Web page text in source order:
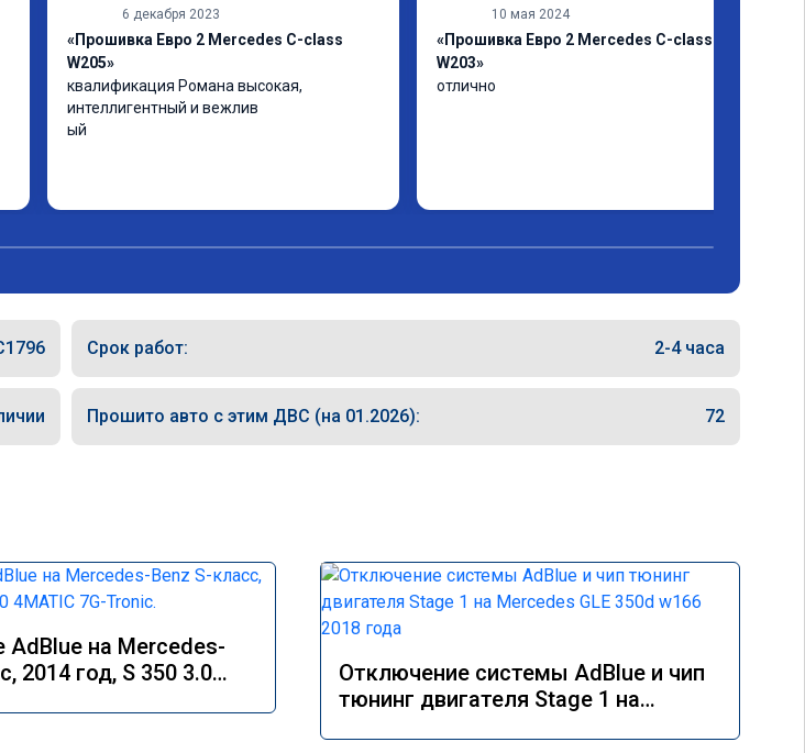
6 декабря 2023
«Прошивка Евро 2 Mercedes C-class
W205»
квалификация Романа высокая,
интеллигентный и вежлив
ый
10 мая 2024
«Прошивка Евро 2 Mercedes C-class
W203»
отлично
Срок работ: 2-4 часа
Прошито авто с этим ДВС (на 01.2026): 72
на Mercedes-
2014 год, S 350 3.0
Отключение системы AdBlue и чип
тюнинг двигателя Stage 1 на